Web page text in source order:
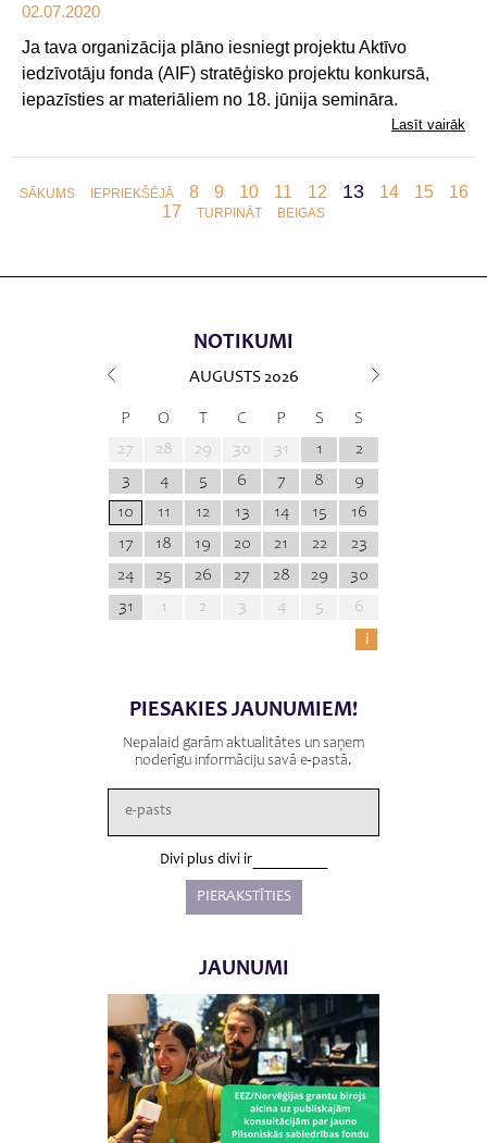
02.07.2020
Ja tava organizācija plāno iesniegt projektu Aktīvo
iedzīvotāju fonda (AIF) stratēģisko projektu konkursā,
iepazīsties ar materiāliem no 18. jūnija semināra.
Lasīt vairāk
SĀKUMS IEPRIEKŠĒJĀ 8 9 10 11 12 13 14 15
16
17
TURPINĀT BEIGAS
NOTIKUMI
AUGUSTS 2026
P O T C P S
S
27
28 29 30 31 1
2
3
4 5 6 7 8
9
10
11 12 13 14 15
16
17
18 19 20 21 22
23
24
25 26 27 28 29
30
31
1 2 3 4 5
6
i
PIESAKIES JAUNUMIEM!
Nepalaid garām aktualitātes un saņem
noderīgu informāciju savā e-pastā.
Divi plus divi ir
JAUNUMI